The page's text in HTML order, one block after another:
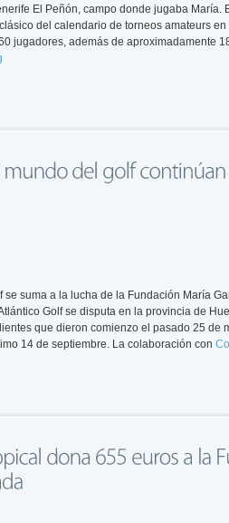
El Peñón, campo donde jugaba María.
del calendario de torneos amateurs en
jugadores, además de aproximadamente
se suma a la lucha de la Fundación María
Golf se disputa en la provincia de
que dieron comienzo el pasado 25 de
14 de septiembre. La colaboración con